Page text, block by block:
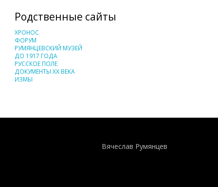
Родственные сайты
ХРОНОС
ФОРУМ
РУМЯНЦЕВСКИЙ МУЗЕЙ
ДО 1917 ГОДА
РУССКОЕ ПОЛЕ
ДОКУМЕНТЫ XX ВЕКА
ИЗМЫ
Вячеслав Румянцев